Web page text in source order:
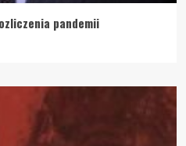
pandemii